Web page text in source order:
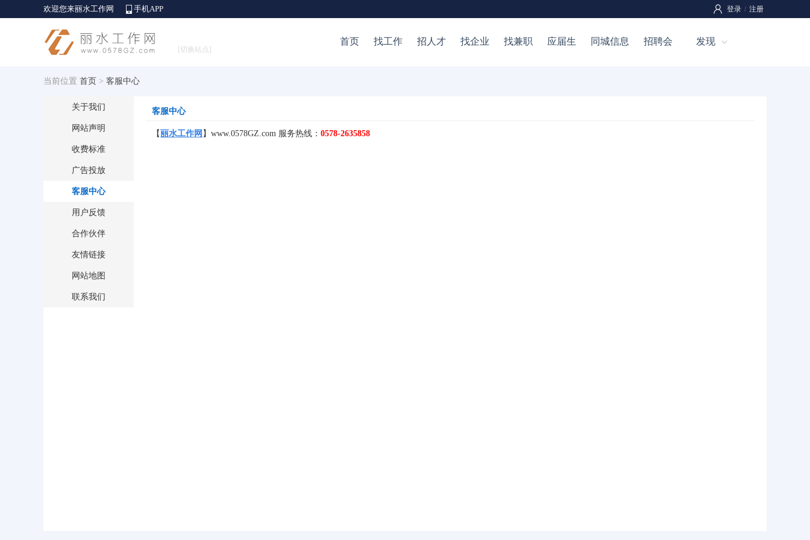
欢迎您来丽水工作网 手机APP 登录 / 注册
[切换站点]
首页 找工作 招人才 找企业 找兼职 应届生 同城信息 招聘会 发现
当前位置 首页 > 客服中心
关于我们
网站声明
收费标准
广告投放
客服中心
用户反馈
合作伙伴
友情链接
网站地图
联系我们
客服中心
【 丽水工作网 】www.0578GZ.com 服务热线：0578-2635858